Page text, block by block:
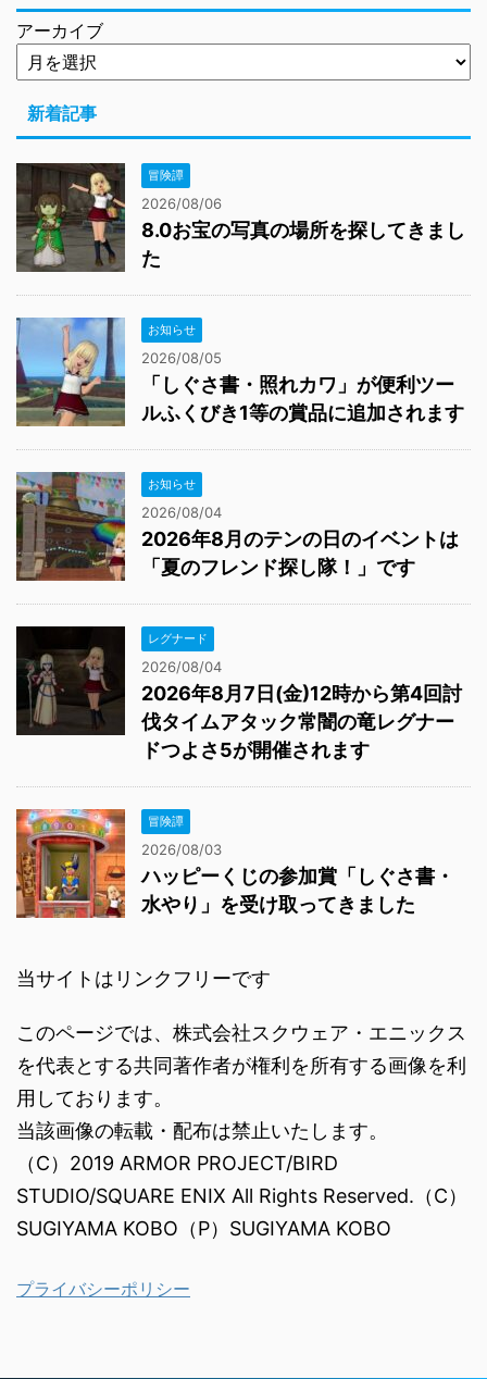
アーカイブ
新着記事
冒険譚
2026/08/06
8.0お宝の写真の場所を探してきまし
た
お知らせ
2026/08/05
「しぐさ書・照れカワ」が便利ツー
ルふくびき1等の賞品に追加されます
お知らせ
2026/08/04
2026年8月のテンの日のイベントは
「夏のフレンド探し隊！」です
レグナード
2026/08/04
2026年8月7日(金)12時から第4回討
伐タイムアタック常闇の竜レグナー
ドつよさ5が開催されます
冒険譚
2026/08/03
ハッピーくじの参加賞「しぐさ書・
水やり」を受け取ってきました
当サイトはリンクフリーです
このページでは、株式会社スクウェア・エニックス
を代表とする共同著作者が権利を所有する画像を利
用しております。
当該画像の転載・配布は禁止いたします。
（C）2019 ARMOR PROJECT/BIRD
STUDIO/SQUARE ENIX All Rights Reserved.（C）
SUGIYAMA KOBO（P）SUGIYAMA KOBO
プライバシーポリシー